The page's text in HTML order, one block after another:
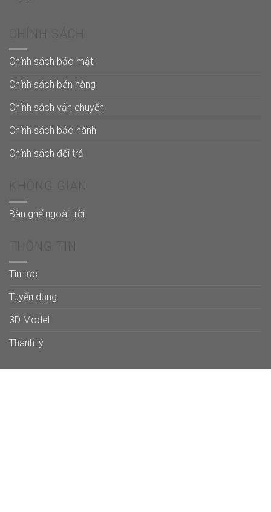
Chính sách bảo mật
Chính sách bán hàng
Chính sách vận chuyển
Chính sách bảo hành
Chính sách đổi trả
Bàn ghế ngoài trời
Tin tức
Tuyển dụng
3D Model
Thanh lý